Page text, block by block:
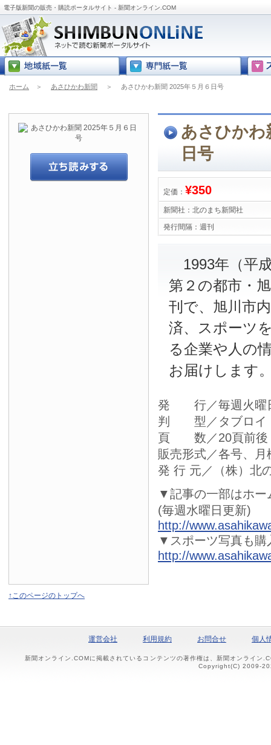
電子版新聞の販売・購読ポータルサイト - 新聞オンライン.COM
ホーム ＞ あさひかわ新聞 ＞ あさひかわ新聞 2025年５月６日号
あさひかわ
日号
定価： ¥350
新聞社： 北のまち新聞社
発行間隔： 週刊
1993年（平
第２の都市・
刊で、旭川市
済、スポーツ
る企業や人の
お届けします
発 行／毎週火曜
判 型／タブロイ
頁 数／20頁前後
販売形式／各号、月
発 行 元／（株）北
▼記事の一部はホー
(毎週水曜日更新)
http://
▼スポーツ写真も購
http://
↑このページのトップへ
運営会社 利用規約 お問合せ 個人
新聞オンライン.COMに掲載されているコンテンツの著作権は、新聞オンライン
Copyright(C) 2009-